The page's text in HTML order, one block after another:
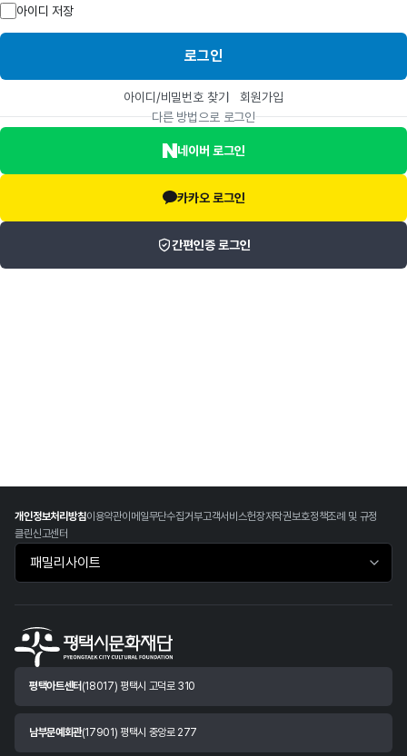
아이디 저장
로그인
아이디/비밀번호 찾기
회원가입
다른 방법으로 로그인
네이버 로그인
카카오 로그인
간편인증 로그인
개인정보처리방침이용약관이메일무단수집거부고객서비스헌장저작권보호정책조례 및 규정
클린신고센터
패밀리사이트 바로가기
평택아트센터 (18017) 평택시 고덕로 310
남부문예회관(17901) 평택시 중앙로 277